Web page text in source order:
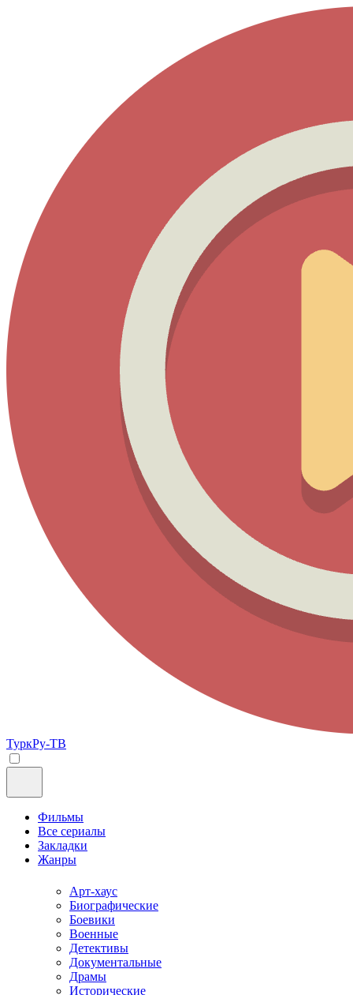
ТуркРу-ТВ
Фильмы
Все сериалы
Закладки
Жанры
Арт-хаус
Биографические
Боевики
Военные
Детективы
Документальные
Драмы
Исторические